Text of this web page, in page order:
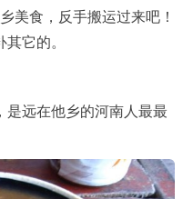
美食，反手搬运过来吧！
它的。
是远在他乡的河南人最最